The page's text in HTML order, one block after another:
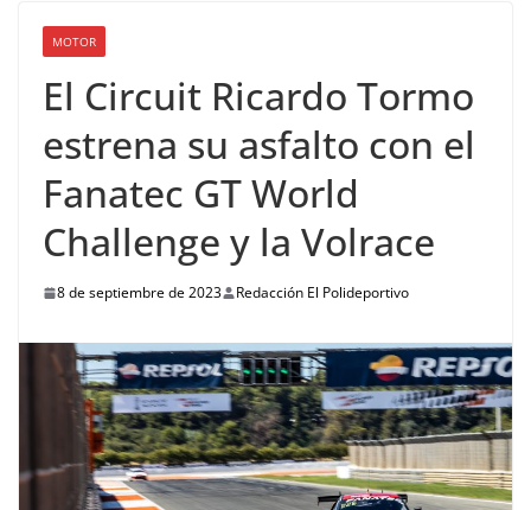
MOTOR
El Circuit Ricardo Tormo
estrena su asfalto con el
Fanatec GT World
Challenge y la Volrace
8 de septiembre de 2023 Redacción El Polideportivo